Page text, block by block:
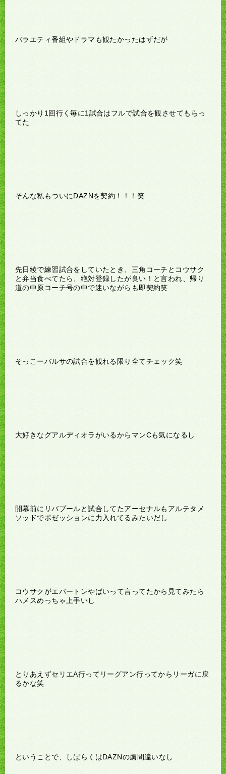
バラエティ番組やドラマも観たかったはずだが
しっかり1回行く毎に1試合はフルで試合を観させてもらっ
てた
そんな私もついにDAZNを契約！！！笑
先日綾で練習試合をしていたとき、三角コーチとコウサク
と弁当食べてたら、絶対登録したが良い！と言われ、帰り
道の中原コーチ号の中で迷いながらも即契約笑
そっこーバルサの試合を観れる限り全てチェック笑
大好きなグアルディオラがいるからマンCも気になるし
開幕前にリバプールと試合してたアーセナルもアルテタメ
ソッドでポゼッションに力入れてるみたいだし
コウサクがエバートンやばいって言ってたから見てみたら
ハメスめっちゃ上手いし
とりあえずセリエA行ってリーグアン行ってからリーガに戻
るかな笑
ということで、しばらくはDAZNの虜間違いなし